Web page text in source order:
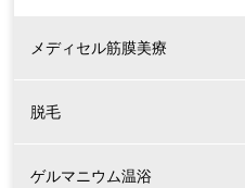
ゲルマニウム温浴
メディセル筋膜美療
脱毛
ゲルマニウム温浴